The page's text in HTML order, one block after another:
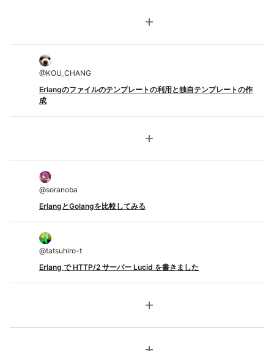
add
@KOU_CHANG
Erlangのファイルのテンプレートの利用と独自テンプレートの作
成
add
@soranoba
ErlangとGolangを比較してみる
@tatsuhiro-t
Erlang で HTTP/2 サーバー Lucid を書きました
add